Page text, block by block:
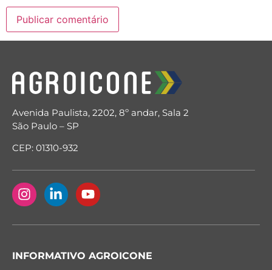
Avenida Paulista, 2202, 8º andar, Sala 2
São Paulo – SP
CEP: 01310-932
INFORMATIVO AGROICONE